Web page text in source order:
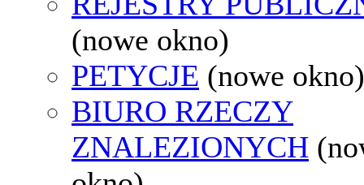
(nowe okno)
PETYCJE (nowe okno)
BIURO RZECZY
ZNALEZIONYCH